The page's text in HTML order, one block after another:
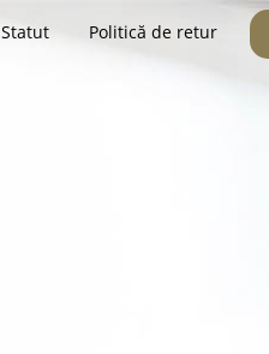
Statut Politică de retur